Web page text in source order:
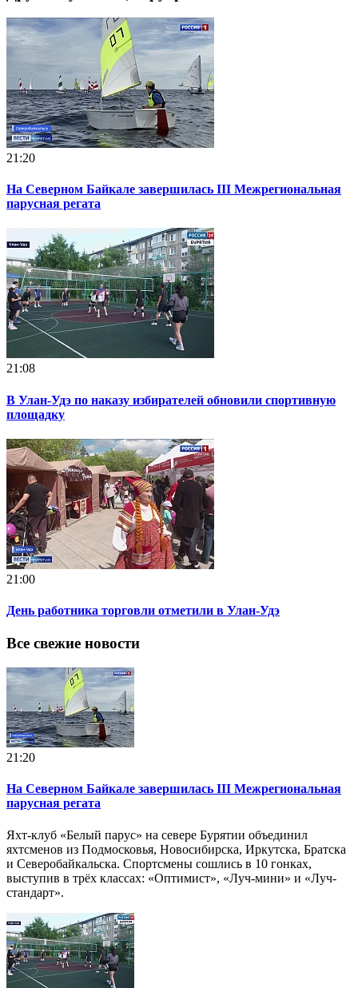
21:20
На Северном Байкале завершилась III Межрегиональная
парусная регата
21:08
В Улан-Удэ по наказу избирателей обновили спортивную
площадку
21:00
День работника торговли отметили в Улан-Удэ
Все свежие новости
21:20
На Северном Байкале завершилась III Межрегиональная
парусная регата
Яхт-клуб «Белый парус» на севере Бурятии объединил
яхтсменов из Подмосковья, Новосибирска, Иркутска, Братска
и Северобайкальска. Спортсмены сошлись в 10 гонках,
выступив в трёх классах: «Оптимист», «Луч-мини» и «Луч-
стандарт».